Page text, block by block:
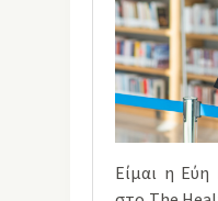
Είμαι η Εύη